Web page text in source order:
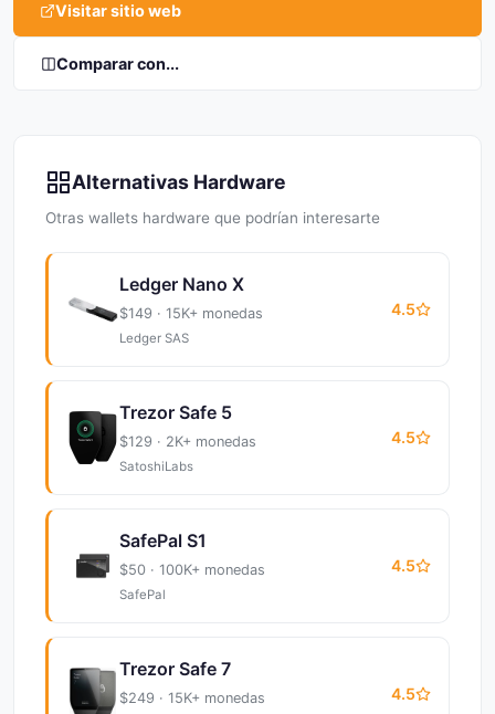
Visitar sitio web
Comparar con...
Alternativas Hardware
Otras wallets hardware que podrían interesarte
Ledger Nano X
$149 · 15K+ monedas
Ledger SAS
4.5
Trezor Safe 5
$129 · 2K+ monedas
SatoshiLabs
4.5
SafePal S1
$50 · 100K+ monedas
SafePal
4.5
Trezor Safe 7
$249 · 15K+ monedas 4.5